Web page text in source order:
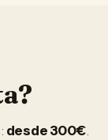
: desde 300€.